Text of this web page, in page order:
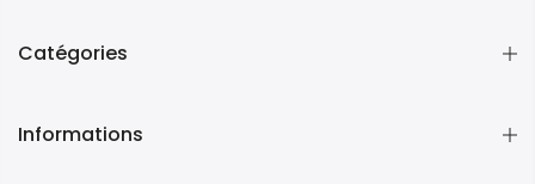
Catégories
Informations